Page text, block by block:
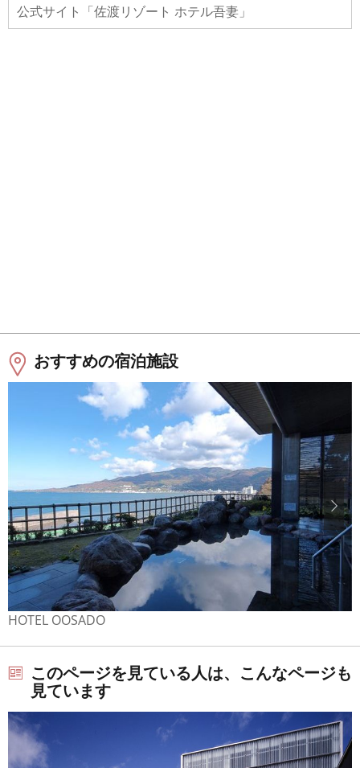
公式サイト「佐渡リゾート ホテル吾妻」
おすすめの宿泊施設
HOTEL OOSADO
このページを見ている人は、こんなページも
見ています